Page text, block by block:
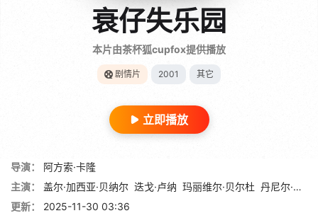
衰仔失乐园
本片由茶杯狐cupfox提供播放
剧情片 2001 其它
立即播放
导演：
阿方索·卡隆
主演：
盖尔·加西亚·贝纳尔 迭戈·卢纳 玛丽维尔·贝尔杜 丹尼尔·希梅内斯·卡乔
更新：
2025-11-30 03:36